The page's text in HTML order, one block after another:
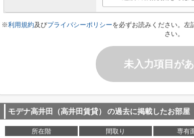
※利用規約及びプライバシーポリシーを必ずお読みください。左
さい。
未入力項目が
モデナ高井田（高井田賃貸） の過去に掲載したお部屋
所在階 間取り 専有